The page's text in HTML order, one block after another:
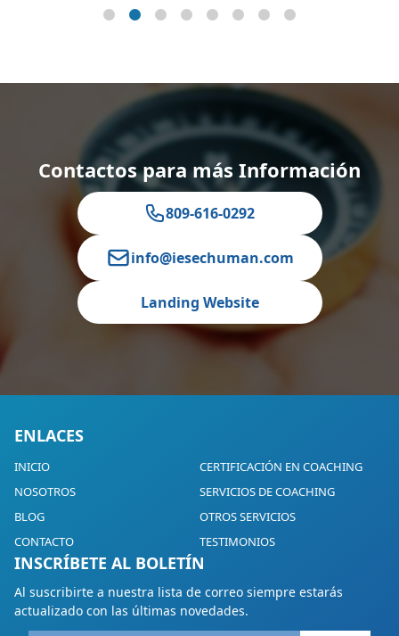
Contactos para más Información
809-616-0292
info@iesechuman.com
Landing Website
ENLACES
INICIO
NOSOTROS
BLOG
CONTACTO
CERTIFICACIÓN EN COACHING
SERVICIOS DE COACHING
OTROS SERVICIOS
TESTIMONIOS
INSCRÍBETE AL BOLETÍN
Al suscribirte a nuestra lista de correo siempre estarás
actualizado con las últimas novedades.